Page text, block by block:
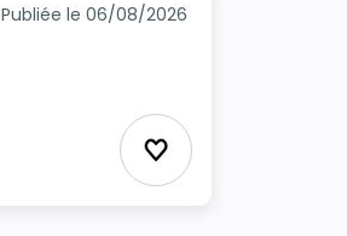
Publiée le 06/08/2026
Ajouter aux